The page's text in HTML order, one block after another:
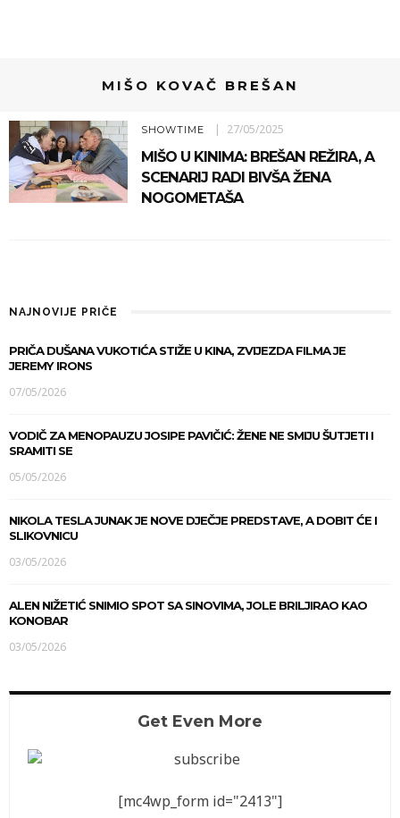
MIŠO KOVAČ BREŠAN
SHOWTIME 27/05/2025
MIŠO U KINIMA: BREŠAN REŽIRA, A
SCENARIJ RADI BIVŠA ŽENA
NOGOMETAŠA
NAJNOVIJE PRIČE
PRIČA DUŠANA VUKOTIĆA STIŽE U KINA, ZVIJEZDA FILMA JE
JEREMY IRONS
07/05/2026
VODIČ ZA MENOPAUZU JOSIPE PAVIČIĆ: ŽENE NE SMIJU ŠUTJETI I
SRAMITI SE
05/05/2026
NIKOLA TESLA JUNAK JE NOVE DJEČJE PREDSTAVE, A DOBIT ĆE I
SLIKOVNICU
03/05/2026
ALEN NIŽETIĆ SNIMIO SPOT SA SINOVIMA, JOLE BRILJIRAO KAO
KONOBAR
03/05/2026
Get Even More
[mc4wp_form id="2413"]